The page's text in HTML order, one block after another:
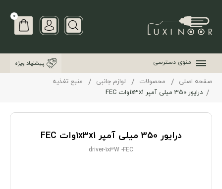
0
منوی دسترسی پیشنهاد ویژه
صفحه اصلی محصولات لوازم جانبی
منبع تغذیه
درایور 350 میلی آمپر 1x3x1وات FEC
درایور 350 میلی آمپر 1x3x1وات FEC
driver-1x3W -FEC